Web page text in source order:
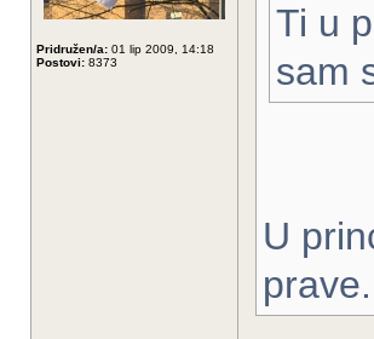
Pridružen/a: 01 lip 2009, 14:18
Postovi: 8373
Ti u
sam
U